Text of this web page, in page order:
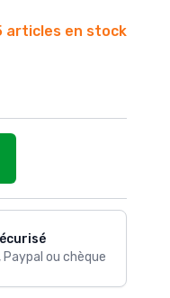
articles en stock
ou chèque